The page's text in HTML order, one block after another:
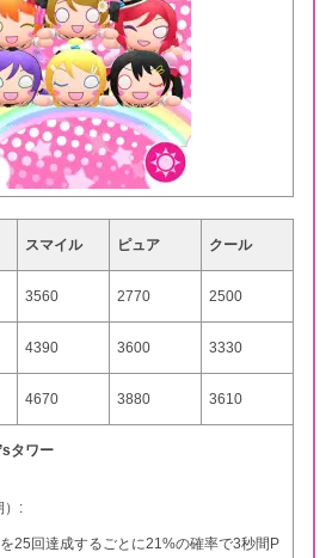
スマイル ピュア クール
3560 2770 2500
4390 3600 3330
4670 3880 3610
タワー
）:
25回達成するごとに21%の確率で3秒間P